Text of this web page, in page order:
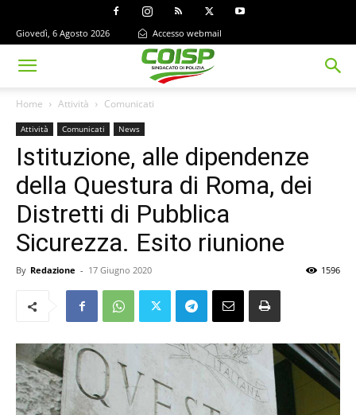
Giovedì, 6 Agosto 2026 Accesso webmail
Home Attività Comunicati
Attività Comunicati News
Istituzione, alle dipendenze
della Questura di Roma, dei
Distretti di Pubblica
Sicurezza. Esito riunione
By Redazione - 17 Giugno 2020 1596